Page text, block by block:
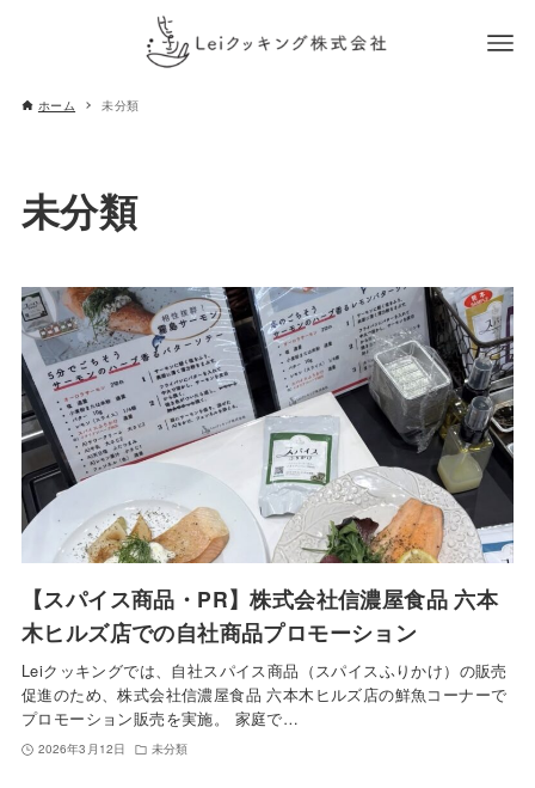
ホーム 未分類
未分類
【スパイス商品・PR】株式会社信濃屋食品 六本
木ヒルズ店での自社商品プロモーション
Leiクッキングでは、自社スパイス商品（スパイスふりかけ）の販売
促進のため、株式会社信濃屋食品 六本木ヒルズ店の鮮魚コーナーで
プロモーション販売を実施。 家庭で…
2026年3月12日 未分類